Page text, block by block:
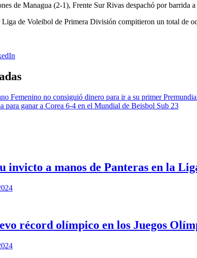
de Managua (2-1), Frente Sur Rivas despachó por barrida
Liga de Voleibol de Primera División compitieron un total de
Femenino no consiguió dinero para ir a su primer
para ganar a Corea 6-4 en el Mundial de Beisbol Sub 23
invicto a manos de Panteras en la
récord olímpico en los Juegos